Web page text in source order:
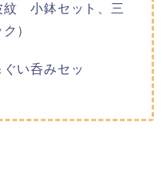
小鉢セット、三
）
い呑みセッ